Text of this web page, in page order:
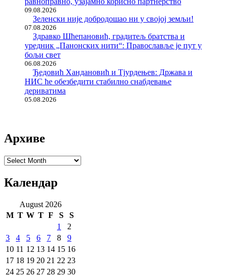
09.08.2026
Зеленски није добродошао ни у својој земљи!
07.08.2026
Здравко Шћепановић, градитељ братства и
уредник „Панонских нити“: Православље је пут у
бољи свет
06.08.2026
Ђедовић Хандановић и Тјурдењев: Држава и
НИС ће обезбедити стабилно снабдевање
дериватима
05.08.2026
Архиве
Архиве
Календар
August 2026
M T W T F S
S
1
2
3
4 5 6 7 8
9
10 11 12 13 14 15 16
17 18 19 20 21 22 23
24 25 26 27 28 29 30